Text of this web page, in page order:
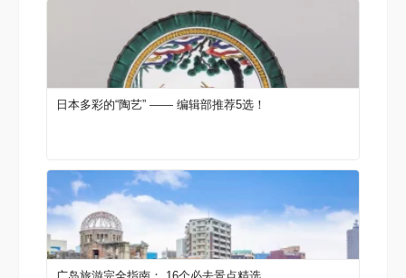
日本多彩的“陶艺” —— 编辑部推荐5选！